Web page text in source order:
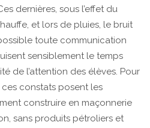
dernières, sous l’effet du
et lors de pluies, le bruit
toute communication
sensiblement le temps
de l’attention des élèves. Pour
ces constats posent les
construire en maçonnerie
sans produits pétroliers et